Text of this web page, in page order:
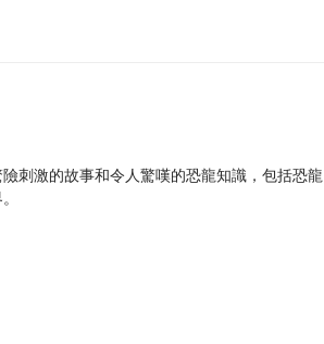
刺激的故事和令人驚嘆的恐龍知識，包括恐龍